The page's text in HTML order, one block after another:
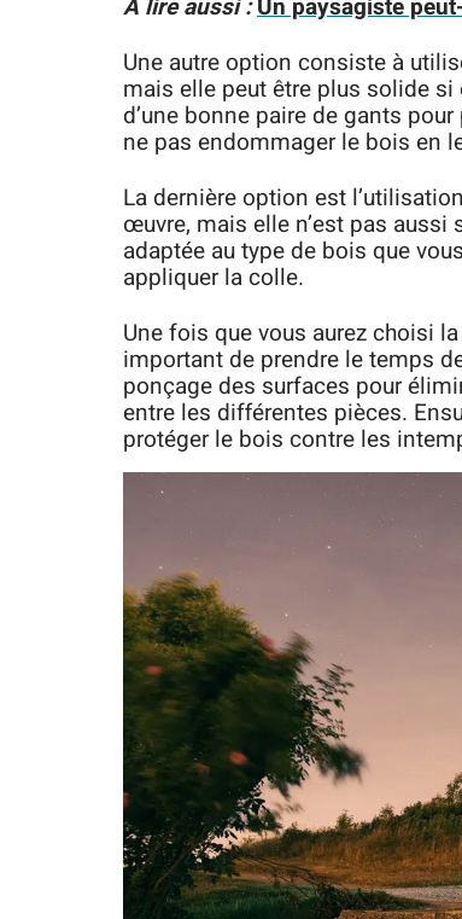
A lire aussi :Un paysagiste
Une autre option consiste à
mais elle peut être plus solide si
d’une bonne paire de gants
ne pas endommager le bois en
La dernière option est
œuvre, mais elle n’est pas aussi
adaptée au type de bois que
appliquer la colle.
Une fois que vous aurez choisi
important de prendre le temps
ponçage des surfaces pour
entre les différentes pièces.
protéger le bois contre les